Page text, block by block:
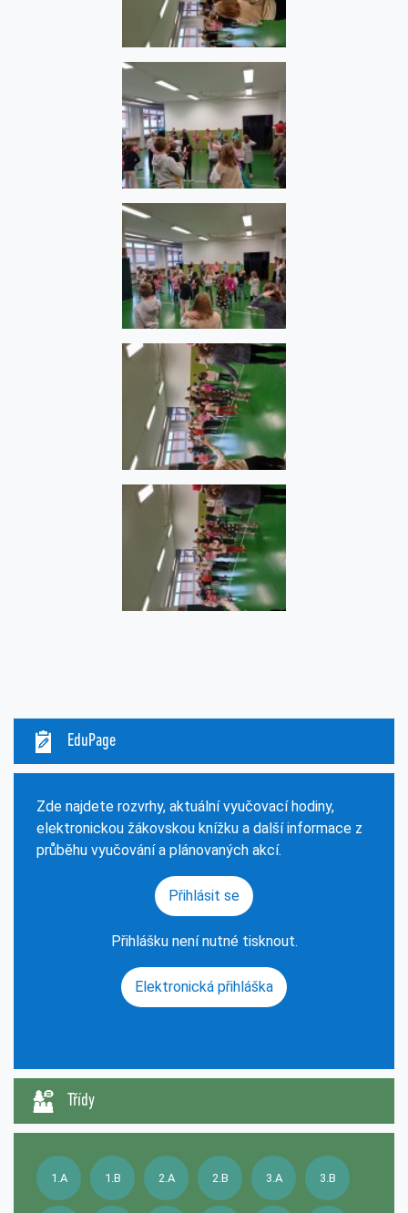
EduPage
Zde najdete rozvrhy, aktuální vyučovací hodiny,
elektronickou žákovskou knížku a další informace z
průběhu vyučování a plánovaných akcí.
Přihlásit se
Přihlášku není nutné tisknout.
Elektronická přihláška
Třídy
1.A 1.B 2.A 2.B 3.A 3.B